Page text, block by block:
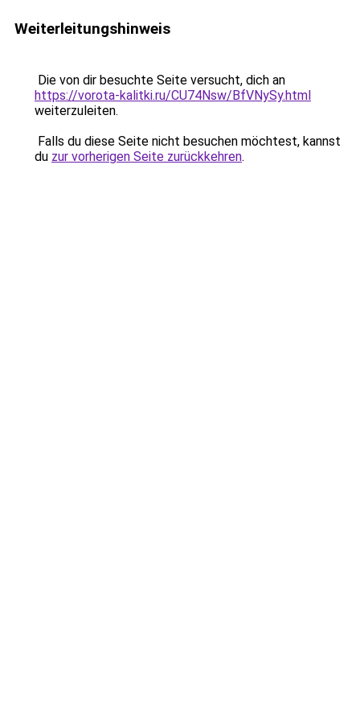
Weiterleitungshinweis
Die von dir besuchte Seite versucht, dich an
https://vorota-kalitki.ru/CU74Nsw/BfVNySy.html
weiterzuleiten.
Falls du diese Seite nicht besuchen möchtest, kannst
du zur vorherigen Seite zurückkehren.